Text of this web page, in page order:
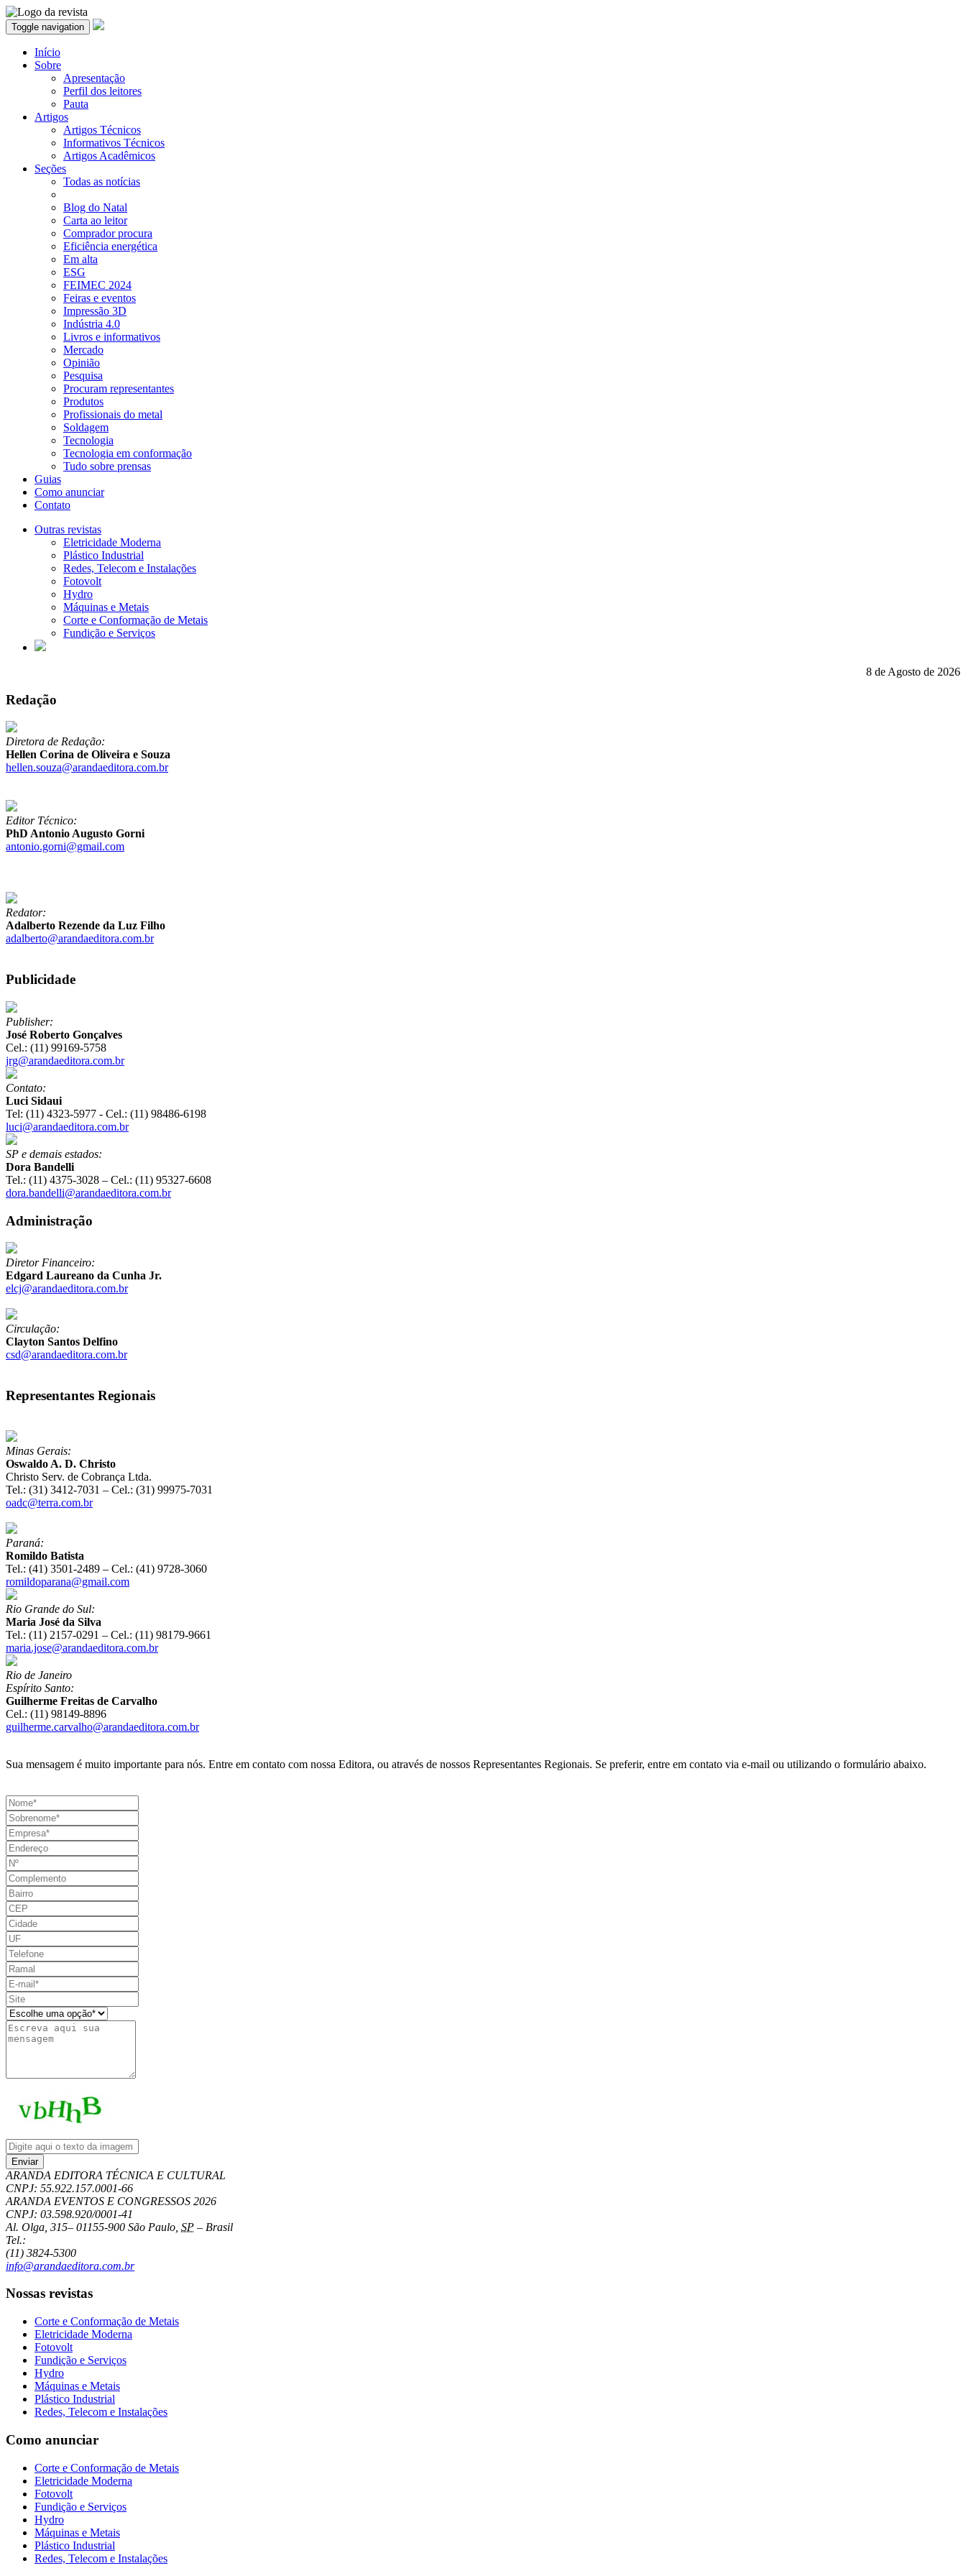
Toggle navigation
Início
Sobre
Apresentação
Perfil dos leitores
Pauta
Artigos
Artigos Técnicos
Informativos Técnicos
Artigos Acadêmicos
Seções
Todas as notícias
Blog do Natal
Carta ao leitor
Comprador procura
Eficiência energética
Em alta
ESG
FEIMEC 2024
Feiras e eventos
Impressão 3D
Indústria 4.0
Livros e informativos
Mercado
Opinião
Pesquisa
Procuram representantes
Produtos
Profissionais do metal
Soldagem
Tecnologia
Tecnologia em conformação
Tudo sobre prensas
Guias
Como anunciar
Contato
Outras revistas
Eletricidade Moderna
Plástico Industrial
Redes, Telecom e Instalações
Fotovolt
Hydro
Máquinas e Metais
Corte e Conformação de Metais
Fundição e Serviços
8 de Agosto de 2026
Redação
Diretora de Redação:
Hellen Corina de Oliveira e Souza
hellen.souza@arandaeditora.com.br
Editor Técnico:
PhD Antonio Augusto Gorni
antonio.gorni@gmail.com
Redator:
Adalberto Rezende da Luz Filho
adalberto@arandaeditora.com.br
Publicidade
Publisher:
José Roberto Gonçalves
Cel.: (11) 99169-5758
jrg@arandaeditora.com.br
Contato:
Luci Sidaui
Tel: (11) 4323-5977 - Cel.: (11) 98486-6198
luci@arandaeditora.com.br
SP e demais estados:
Dora Bandelli
Tel.: (11) 4375-3028 – Cel.: (11) 95327-6608
dora.bandelli@arandaeditora.com.br
Administração
Diretor Financeiro:
Edgard Laureano da Cunha Jr.
elcj@arandaeditora.com.br
Circulação:
Clayton Santos Delfino
csd@arandaeditora.com.br
Representantes Regionais
Minas Gerais:
Oswaldo A. D. Christo
Christo Serv. de Cobrança Ltda.
Tel.: (31) 3412-7031 – Cel.: (31) 99975-7031
oadc@terra.com.br
Paraná:
Romildo Batista
Tel.: (41) 3501-2489 – Cel.: (41) 9728-3060
romildoparana@gmail.com
Rio Grande do Sul:
Maria José da Silva
Tel.: (11) 2157-0291 – Cel.: (11) 98179-9661
maria.jose@arandaeditora.com.br
Rio de Janeiro
Espírito Santo:
Guilherme Freitas de Carvalho
Cel.: (11) 98149-8896
guilherme.carvalho@arandaeditora.com.br
Sua mensagem é muito importante para nós. Entre em contato com nossa Editora, ou através de nossos Representantes Regionais. Se preferir, entre em contato via e-mail ou utilizando o formulário abaixo.
Enviar
ARANDA EDITORA TÉCNICA E CULTURAL
CNPJ: 55.922.157.0001-66
ARANDA EVENTOS E CONGRESSOS 2026
CNPJ: 03.598.920/0001-41
Al. Olga, 315– 01155-900 São Paulo SP – Brasil
Tel.:
(11) 3824-5300
info@arandaeditora.com.br
Nossas revistas
Corte e Conformação de Metais
Eletricidade Moderna
Fotovolt
Fundição e Serviços
Hydro
Máquinas e Metais
Plástico Industrial
Redes, Telecom e Instalações
Como anunciar
Corte e Conformação de Metais
Eletricidade Moderna
Fotovolt
Fundição e Serviços
Hydro
Máquinas e Metais
Plástico Industrial
Redes, Telecom e Instalações